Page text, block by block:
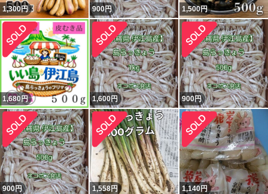
1,300円 900円 1,500円
1,680円 1,600円 900円
900円 1,558円 1,140円